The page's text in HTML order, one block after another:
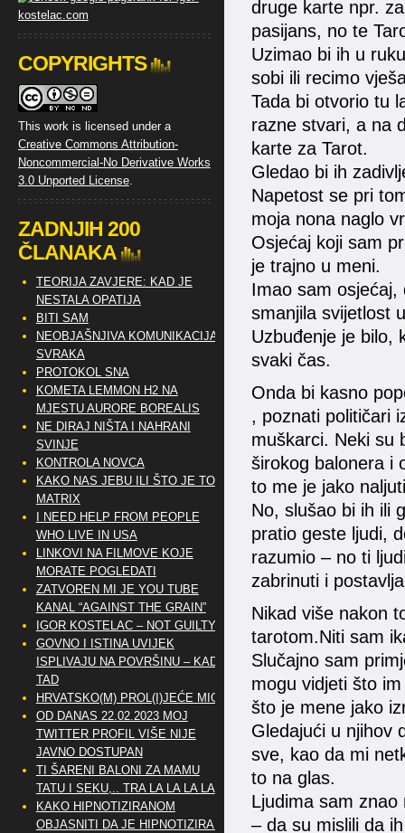
druge karte npr.
pasijans, no te
Uzimao bi ih u
sobi ili recimo
Tada bi otvorio tu
razne stvari, a na
karte za Tarot.
Gledao bi ih
Napetost se pri
moja nona naglo
Osjećaj koji sam
je trajno u meni.
Imao sam
smanjila svijetlost
Uzbuđenje je bilo,
svaki čas.
Onda bi kasno
, poznati političari
muškarci. Neki su
širokog balonera i
to me je jako
No, slušao bi ih ili
pratio geste ljudi,
razumio – no ti
zabrinuti i
Nikad više nakon
tarotom.Niti sam
Slučajno sam
mogu vidjeti što
što je mene jako
Gledajući u njihov
sve, kao da mi
to na glas.
Ljudima sam
– da su mislili da
COPYRIGHTS
This work is licensed under a
Creative Commons Attribution-
Noncommercial-No Derivative Works
3.0 Unported License.
ZADNJIH 200
ČLANAKA
TEORIJA ZAVJERE: KAD JE
NESTALA OPATIJA
BITI SAM
NEOBJAŠNJIVA KOMUNIKACIJA
SVRAKA
PROTOKOL SNA
KOMETA LEMMON H2 NA
MJESTU AURORE BOREALIS
NE DIRAJ NIŠTA I NAHRANI
SVINJE
KONTROLA NOVCA
KAKO NAS JEBU ILI ŠTO JE TO
MATRIX
I NEED HELP FROM PEOPLE
WHO LIVE IN USA
LINKOVI NA FILMOVE KOJE
MORATE POGLEDATI
ZATVOREN MI JE YOU TUBE
KANAL “AGAINST THE GRAIN”
IGOR KOSTELAC – NOT GUILTY
GOVNO I ISTINA UVIJEK
ISPLIVAJU NA POVRŠINU – KAD
TAD
HRVATSKO(M) PROL(I)JEĆE MIG
OD DANAS 22.02.2023 MOJ
TWITTER PROFIL VIŠE NIJE
JAVNO DOSTUPAN
TI ŠARENI BALONI ZA MAMU
TATU I SEKU,.. TRA LA LA LA LA
KAKO HIPNOTIZIRANOM
OBJASNITI DA JE HIPNOTIZIRAN